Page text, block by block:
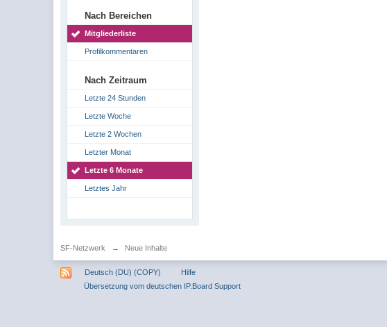
Nach Bereichen
Mitgliederliste
Profilkommentaren
Nach Zeitraum
Letzte 24 Stunden
Letzte Woche
Letzte 2 Wochen
Letzter Monat
Letzte 6 Monate
Letztes Jahr
SF-Netzwerk → Neue Inhalte
Deutsch (DU) (COPY)
Hilfe
Übersetzung vom deutschen IP.Board Support